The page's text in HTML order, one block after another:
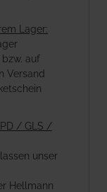
Lager:
auf
Versand
/ GLS /
unser
Hellmann